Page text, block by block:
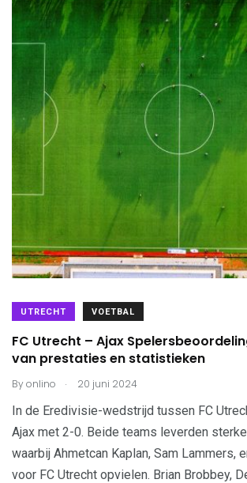
UTRECHT VOETBAL
FC Utrecht – Ajax
van prestaties en statistieken
Byonlino . 20 juni 2024
In de Eredivisie-wedstrijd tussen FC
Ajax met 2-0. Beide teams leverden
waarbij Ahmetcan Kaplan, Sam Lammers,
voor FC Utrecht opvielen. Brian Brobbey,